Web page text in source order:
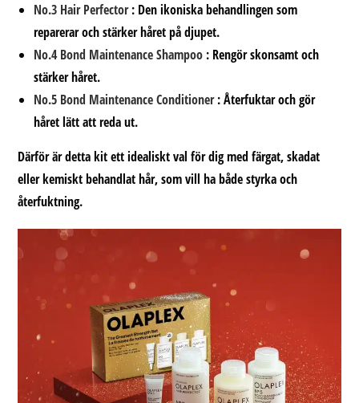
No.3 Hair Perfector: Den ikoniska behandlingen som
reparerar och stärker håret på djupet.
No.4 Bond Maintenance Shampoo : Rengör skonsamt och
stärker håret.
No.5 Bond Maintenance Conditioner: Återfuktar och gör
håret lätt att reda ut.
Därför är detta kit ett idealiskt val för dig med färgat, skadat
eller kemiskt behandlat hår, som vill ha både styrka och
återfuktning.